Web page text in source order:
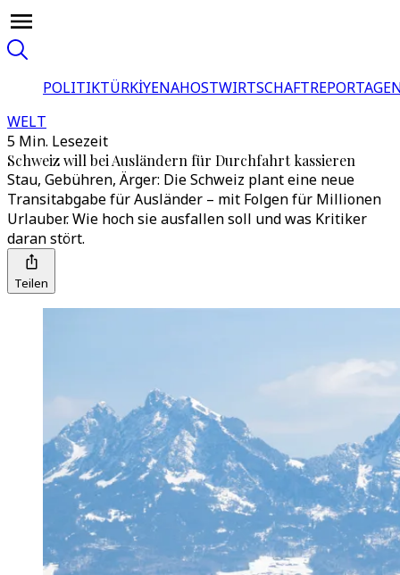
POLITIKTÜRKİYENAHOSTWIRTSCHAFT
WELT
5 Min. Lesezeit
Schweiz will bei Ausländern für Durchfahrt kassieren
Stau, Gebühren, Ärger: Die Schweiz plant eine neue
Transitabgabe für Ausländer – mit Folgen für Millionen
Urlauber. Wie hoch sie ausfallen soll und was Kritiker
daran stört.
Teilen